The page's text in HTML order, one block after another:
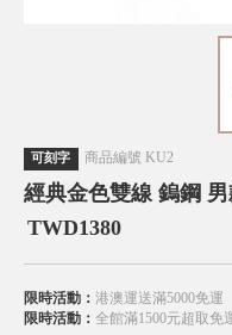
可刻字 商品編號 KU2
經典金色雙線 鎢鋼
TWD1380
限時活動： 港澳運送滿5000免運
限時活動： 全館滿1500元超取免